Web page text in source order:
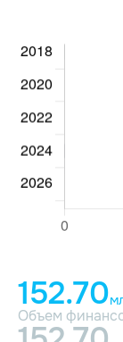
152.70
Объем